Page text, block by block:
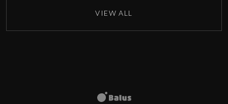
VIEW ALL